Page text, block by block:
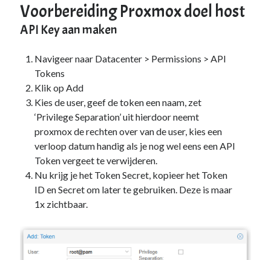
HPE ProLiant(1)
Microsoft (15)
Edge (1)
Entra ID(1)
Intune(1)
Outlook(1)
Power Apps (1)
PowerShell (1)
Sharepoint(1)
Windows 10(3)
Windows 11(1)
Windows Server 2019(4)
Windows Server 2022
Proxmox
Selfhosted
(2)
Voorbereiding Proxmox doel host
API Key aan maken
Navigeer naar Datacenter > Permissions > API
Tokens
Klik op Add
Kies de user, geef de token een naam, zet
‘Privilege Separation’ uit hierdoor neemt
proxmox de rechten over van de user, kies een
verloop datum handig als je nog wel eens een API
Token vergeet te verwijderen.
Nu krijg je het Token Secret, kopieer het Token
ID en Secret om later te gebruiken. Deze is maar
1x zichtbaar.